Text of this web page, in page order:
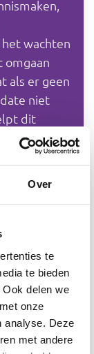
Over
te
te bieden
delen we
onze
analyse. Deze
met andere
wachten
omgaan
als er geen
niet
dit
Als je
ga dan
en
profiel: wie